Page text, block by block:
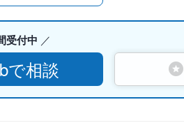
受付中
で相談